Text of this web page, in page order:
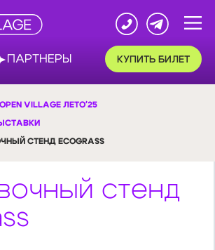
КУПИТЬ БИЛЕТ
OPEN VILLAGE ЛЕТО'25
СТЕНД ECOGRASS
стенд